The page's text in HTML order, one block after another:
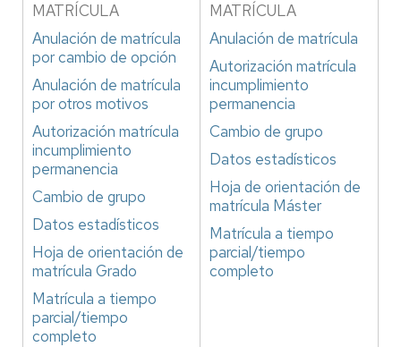
MATRÍCULA
Anulación de matrícula
por cambio de opción
Anulación de matrícula
por otros motivos
Autorización matrícula
incumplimiento
permanencia
Cambio de grupo
Datos estadísticos
Hoja de orientación de
matrícula Grado
Matrícula a tiempo
parcial/tiempo
completo
MATRÍCULA
Anulación de matrícula
Autorización matrícula
incumplimiento
permanencia
Cambio de grupo
Datos estadísticos
Hoja de orientación de
matrícula Máster
Matrícula a tiempo
parcial/tiempo
completo